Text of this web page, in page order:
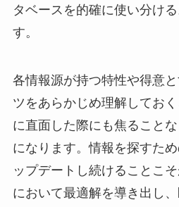
タベースを的確に使い分け
す。
各情報源が持つ特性や得意
ツをあらかじめ理解してお
に直面した際にも焦ること
になります。情報を探すた
ップデートし続けることこ
において最適解を導き出し